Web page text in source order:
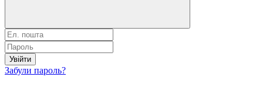
Увійти
Забули пароль?